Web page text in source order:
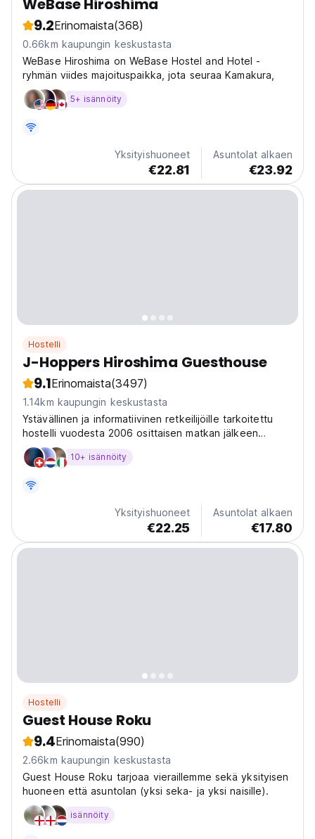
WeBase Hiroshima
9.2Erinomaista(368)
0.66km kaupungin keskustasta
WeBase Hiroshima on WeBase Hostel and Hotel -
ryhmän viides majoituspaikka, jota seuraa Kamakura,
5+ isännöity
Yksityishuoneet
€22.81
Asuntolat alkaen
€23.92
Hostelli
J-Hoppers Hiroshima Guesthouse
9.1Erinomaista(3497)
1.14km kaupungin keskustasta
Ystävällinen ja informatiivinen retkeilijöille tarkoitettu
hostelli vuodesta 2006 osittaisen matkan jälkeen
remontti pienestä japanilaisesta ryokanista. Useimmat
huoneet ovat perinteisiä tatami matot. 10 minuutin
10+ isännöity
Yksityishuoneet
€22.25
Asuntolat alkaen
€17.80
Hostelli
Guest House Roku
9.4Erinomaista(990)
2.66km kaupungin keskustasta
Guest House Roku tarjoaa vieraillemme sekä yksityisen
huoneen että asuntolan (yksi seka- ja yksi naisille).
isännöity